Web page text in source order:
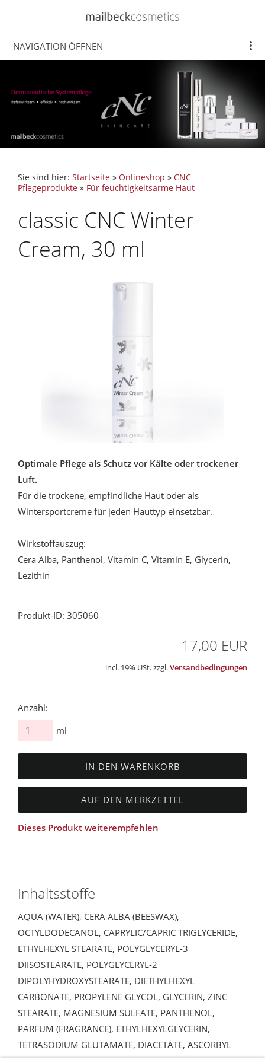
NAVIGATION ÖFFNEN
Sie sind hier: Startseite » Onlineshop » CNC
Pflegeprodukte » Für feuchtigkeitsarme Haut
classic CNC Winter
Cream, 30 ml
Optimale Pflege als Schutz vor Kälte oder trockener
Luft.
Für die trockene, empfindliche Haut oder als
Wintersportcreme für jeden Hauttyp einsetzbar.
Wirkstoffauszug:
Cera Alba, Panthenol, Vitamin C, Vitamin E, Glycerin,
Lezithin
Produkt-ID: 305060
17,00 EUR
incl. 19% USt. zzgl.Versandbedingungen
Anzahl:
ml
IN DEN WARENKORB
AUF DEN MERKZETTEL
Dieses Produkt weiterempfehlen
Inhaltsstoffe
AQUA (WATER), CERA ALBA (BEESWAX),
OCTYLDODECANOL, CAPRYLIC/CAPRIC TRIGLYCERIDE,
ETHYLHEXYL STEARATE, POLYGLYCERYL-3
DIISOSTEARATE, POLYGLYCERYL-2
DIPOLYHYDROXYSTEARATE, DIETHYLHEXYL
CARBONATE, PROPYLENE GLYCOL, GLYCERIN, ZINC
STEARATE, MAGNESIUM SULFATE, PANTHENOL,
PARFUM (FRAGRANCE), ETHYLHEXYLGLYCERIN,
TETRASODIUM GLUTAMATE, DIACETATE, ASCORBYL